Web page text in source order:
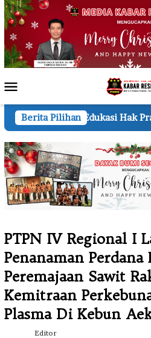
Loncat
ke
konten
Mobile
Berita Pilihan
Hak Prajurit
PTPN IV Regional I
Penanaman Perdana
Peremajaan Sawit
Kemitraan
Plasma Di Kebun
Editor